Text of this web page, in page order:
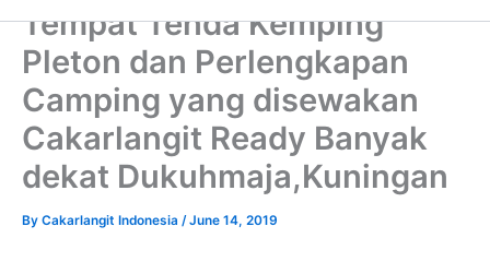
Tempat Tenda Kemping
Pleton dan Perlengkapan
Camping yang disewakan
Cakarlangit Ready Banyak
dekat Dukuhmaja,Kuningan
By Cakarlangit Indonesia /June 14, 2019